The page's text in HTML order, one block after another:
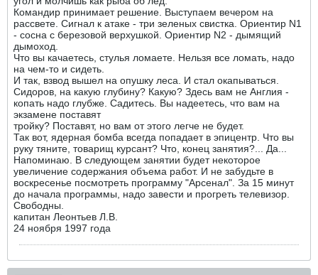
Командир принимает решение. Выступаем вечером на
рассвете. Сигнал к атаке - три зеленых свистка. Ориентир N1
- сосна с березовой верхушкой. Ориентир N2 - дымящий
дымоход.
Что вы качаетесь, стулья ломаете. Нельзя все ломать, надо
на чем-то и сидеть.
И так, взвод вышел на опушку леса. И стал окапываться.
Сидоров, на какую глубину? Какую? Здесь вам не Англия -
копать надо глубже. Садитесь. Вы надеетесь, что вам на
экзамене поставят
тройку? Поставят, но вам от этого легче не будет.
Так вот, ядерная бомба всегда попадает в эпицентр. Что вы
руку тяните, товарищ курсант? Что, конец занятия?... Да...
Напоминаю. В следующем занятии будет некоторое
увеличение содержания объема работ. И не забудьте в
воскресенье посмотреть программу "Арсенал". За 15 минут
до начала программы, надо завести и прогреть телевизор.
Свободны.
капитан Леонтьев Л.В.
24 ноября 1997 года